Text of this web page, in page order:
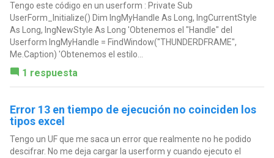
Tengo este código en un userform : Private Sub
UserForm_Initialize() Dim lngMyHandle As Long, lngCurrentStyle
As Long, lngNewStyle As Long 'Obtenemos el "Handle" del
Userform lngMyHandle = FindWindow("THUNDERDFRAME",
Me.Caption) 'Obtenemos el estilo...
1 respuesta
Error 13 en tiempo de ejecución no coinciden los
tipos excel
Tengo un UF que me saca un error que realmente no he podido
descifrar. No me deja cargar la userform y cuando ejecuto el